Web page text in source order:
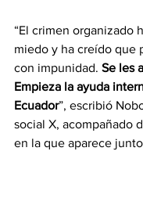
“El crimen organizado
miedo y ha creído que
con impunidad. Se les
Empieza la ayuda
Ecuador”, escribió
social X, acompañado
en la que aparece